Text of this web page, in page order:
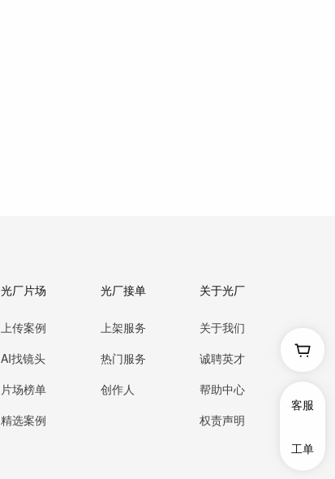
客服
工单
光厂片场
上传案例
AI找镜头
片场榜单
精选案例
光厂接单
上架服务
热门服务
创作人
关于光厂
关于我们
诚聘英才
帮助中心
权责声明